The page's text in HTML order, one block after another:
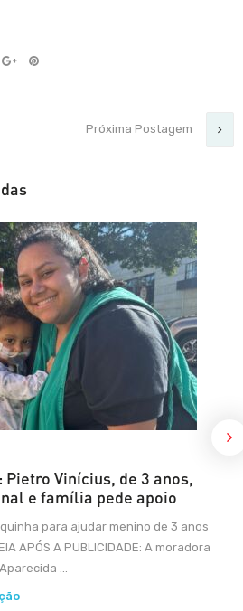
Próxima Postagem
Vinícius, de 3 anos,
e família pede apoio
para ajudar menino de 3 anos
APÓS A PUBLICIDADE: A moradora
...